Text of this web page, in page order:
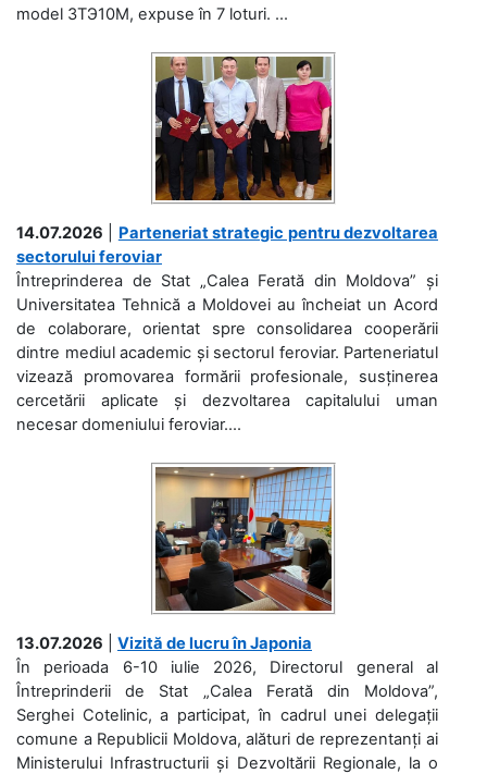
model 3ТЭ10М, expuse în 7 loturi. ...
14.07.2026
Parteneriat strategic pentru dezvoltarea
sectorului feroviar
Întreprinderea de Stat „Calea Ferată din Moldova” și
Universitatea Tehnică a Moldovei au încheiat un Acord
de colaborare, orientat spre consolidarea cooperării
dintre mediul academic și sectorul feroviar. Parteneriatul
vizează promovarea formării profesionale, susținerea
cercetării aplicate și dezvoltarea capitalului uman
necesar domeniului feroviar....
13.07.2026
Vizită de lucru în Japonia
În perioada 6-10 iulie 2026, Directorul general al
Întreprinderii de Stat „Calea Ferată din Moldova”,
Serghei Cotelinic, a participat, în cadrul unei delegații
comune a Republicii Moldova, alături de reprezentanți ai
Ministerului Infrastructurii și Dezvoltării Regionale, la o